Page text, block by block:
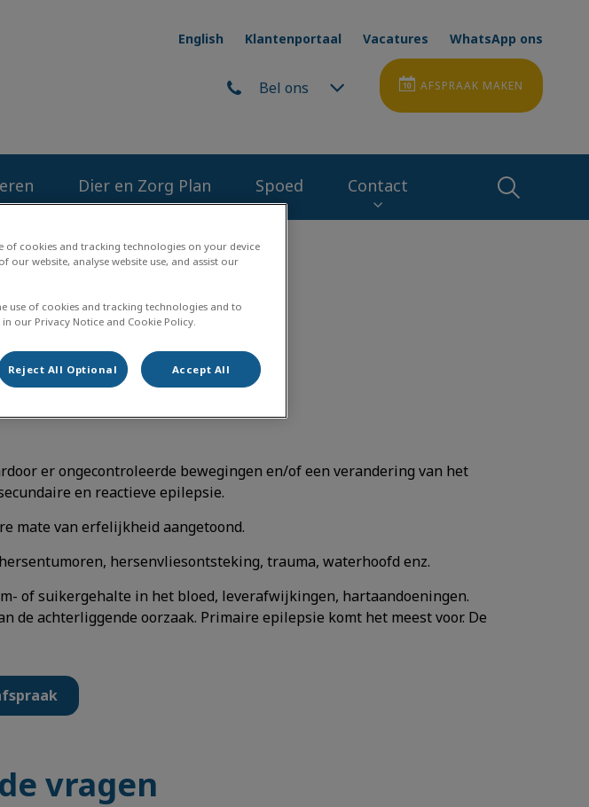
English Klantenportaal Vacatures WhatsApp ons
Bel ons AFSPRAAK MAKEN
Dier en Zorg Plan Spoed Contact
er ongecontroleerde bewegingen en/of een verandering van het
en reactieve epilepsie.
mate van erfelijkheid aangetoond.
hersenvliesontsteking, trauma, waterhoofd enz.
of suikergehalte in het bloed, leverafwijkingen, hartaandoeningen.
de achterliggende oorzaak. Primaire epilepsie komt het meest voor. De
vragen
of cookies and tracking technologies on your device
website, analyse website use, and assist our
use of cookies and tracking technologies and to
our Privacy Notice and Cookie Policy.
Reject All Optional Accept All